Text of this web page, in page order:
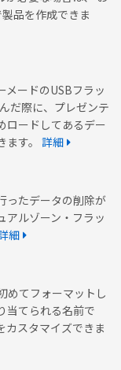
品を作成できま
メードのUSBフラッ
だ際に、プレゼンテ
ロードしてあるデー
す。 詳細
ったデータの削除が
アルゾーン・フラッ
細
めてフォーマットし
当てられる名前で
カスタマイズできま